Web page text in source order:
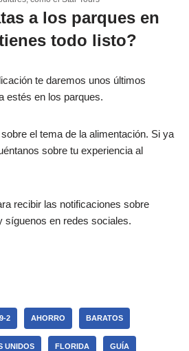
a los parques en
todo listo?
te daremos unos últimos
estés en los parques.
el tema de la alimentación. Si ya
sobre tu experiencia al
recibir las notificaciones sobre
síguenos en redes sociales.
2 AHORRO BARATOS
UNIDOS FLORIDA GUÍA